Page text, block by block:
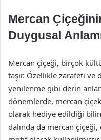
Mercan
Duygusal
Mercan çiçeği, birçok
taşır. Özellikle zarafeti ve
yenilenme gibi derin
dönemlerde, mercan
olarak hediye edildiği
dalında da mercan